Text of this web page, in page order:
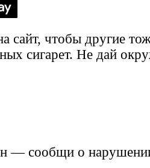
сайт, чтобы другие
сигарет. Не дай
— сообщи о